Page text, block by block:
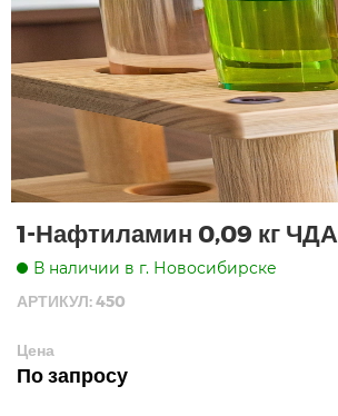
1-Нафтиламин 0,09 кг ЧДА
В наличии в г. Новосибирске
АРТИКУЛ: 450
Цена
По запросу